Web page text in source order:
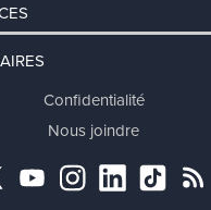
Confidentialité
Nous joindre
YouTubeInstagram
LinkedInTikTokRSS